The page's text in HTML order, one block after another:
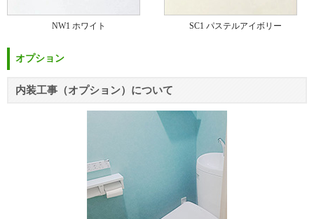
NW1 ホワイト SC1 パステルアイボリー
オプション
内装工事（オプション）について